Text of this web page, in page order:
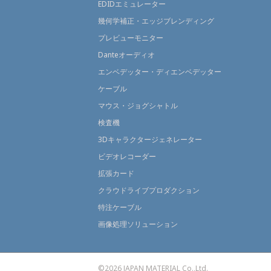
EDIDエミュレーター
幾何学補正・エッジブレンディング
プレビューモニター
Danteオーディオ
エンベデッター・ディエンベデッター
ケーブル
マウス・ジョグシャトル
検査機
3Dキャラクタージェネレーター
ビデオレコーダー
拡張カード
クラウドライブプロダクション
特注ケーブル
画像処理ソリューション
©2026 JAPAN MATERIAL Co.,Ltd.